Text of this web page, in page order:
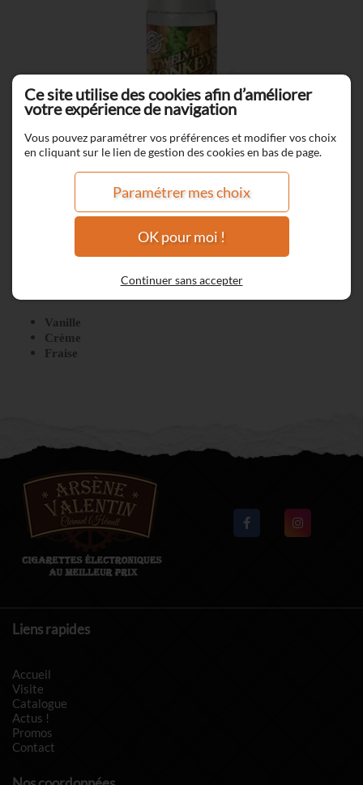
Vanille
Crème
Fraise
Liens rapides
Accueil
Visite
Catalogue
Actus !
Promos
Contact
Ce site utilise des cookies afin d’améliorer
votre expérience de navigation
Vous pouvez paramétrer vos préférences et modifier vos choix
en cliquant sur le lien de gestion des cookies en bas de page.
Paramétrer mes choix
OK pour moi !
Continuer sans accepter